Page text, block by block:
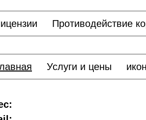
Противодействие
Услуги и цены